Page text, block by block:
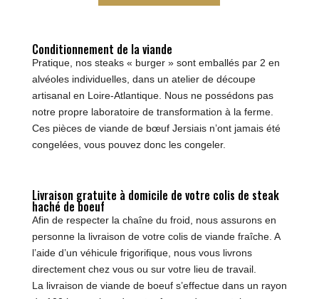
Conditionnement de la viande
Pratique, nos steaks « burger » sont emballés par 2 en
alvéoles individuelles, dans un atelier de découpe
artisanal en Loire-Atlantique. Nous ne possédons pas
notre propre laboratoire de transformation à la ferme.
Ces pièces de viande de bœuf Jersiais n’ont jamais été
congelées, vous pouvez donc les congeler.
Livraison gratuite à domicile de votre colis de steak
haché de boeuf
Afin de respecter la chaîne du froid, nous assurons en
personne la livraison de votre colis de viande fraîche. A
l’aide d’un véhicule frigorifique, nous vous livrons
directement chez vous ou sur votre lieu de travail.
La livraison de viande de boeuf s’effectue dans un rayon